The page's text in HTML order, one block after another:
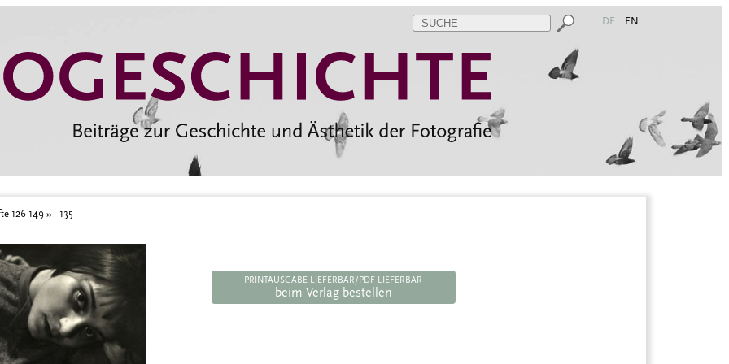
DE EN
126-149 135
PRINTAUSGABE LIEFERBAR/PDF LIEFERBAR
beim Verlag bestellen